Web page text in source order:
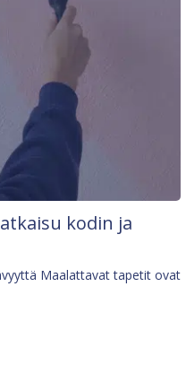
kodin ja
Maalattavat tapetit ovat